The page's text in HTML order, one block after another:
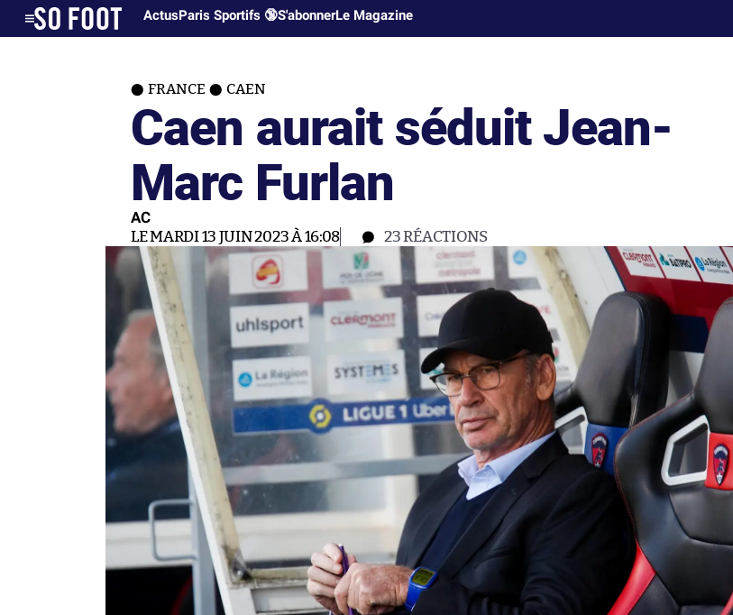
ActusParis Sportifs 🔞S'abonnerLe Magazine
FRANCE CAEN
Caen aurait séduit Jean-
Marc Furlan
AC
LE MARDI 13 JUIN 2023 À 16:08 23RÉACTIONS